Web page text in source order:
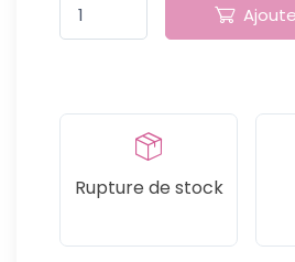
Liner piscine hors sol
bleu h120 5.50m x h1.20m
Ce produit
Rupture de stock